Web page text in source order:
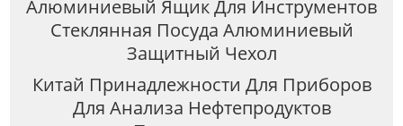
Алюминиевый Ящик Для Инструментов
Стеклянная Посуда Алюминиевый
Защитный Чехол
Китай Принадлежности Для Приборов
Для Анализа Нефтепродуктов